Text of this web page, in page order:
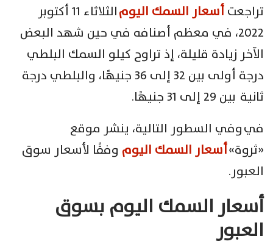
تراجعتأسعار السمك اليوم
الثلاثاء 11 أكتوبر
2022، في معظم أصنافه في حين شهد البعض
الآخر زيادة قليلة، إذ تراوح كيلو السمك البلطي
درجة أولى بين 32 إلى 36 جنيهًا، والبلطي درجة
ثانية بين 29 إلى 31 جنيهًا.
في وفي السطور التالية، ينشر موقع
«ثروة»أسعار السمك اليوم وفقًا لأسعار سوق
العبور.
أسعار السمك اليوم بسوق
العبور